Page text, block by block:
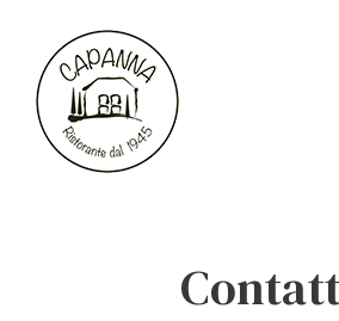
content